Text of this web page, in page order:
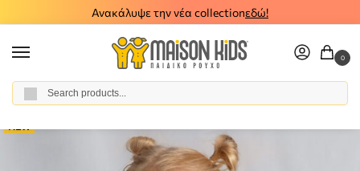
Ανακάλυψε την νέα collectionεδώ!
0
Home / Girl / Clothes